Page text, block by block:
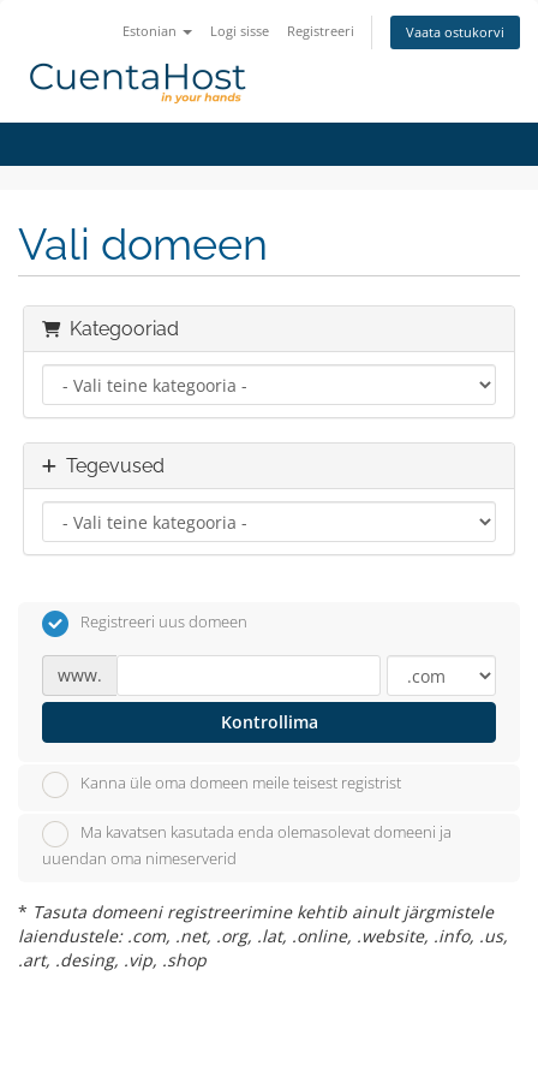
Estonian Logi sisse Registreeri Vaata ostukorvi
Vali domeen
Kategooriad
Tegevused
Registreeri uus domeen
www.
Kontrollima
Kanna üle oma domeen meile teisest registrist
Ma kavatsen kasutada enda olemasolevat domeeni ja
uuendan oma nimeserverid
* Tasuta domeeni registreerimine kehtib ainult järgmistele
laiendustele: .com, .net, .org, .lat, .online, .website, .info, .us,
.art, .desing, .vip, .shop